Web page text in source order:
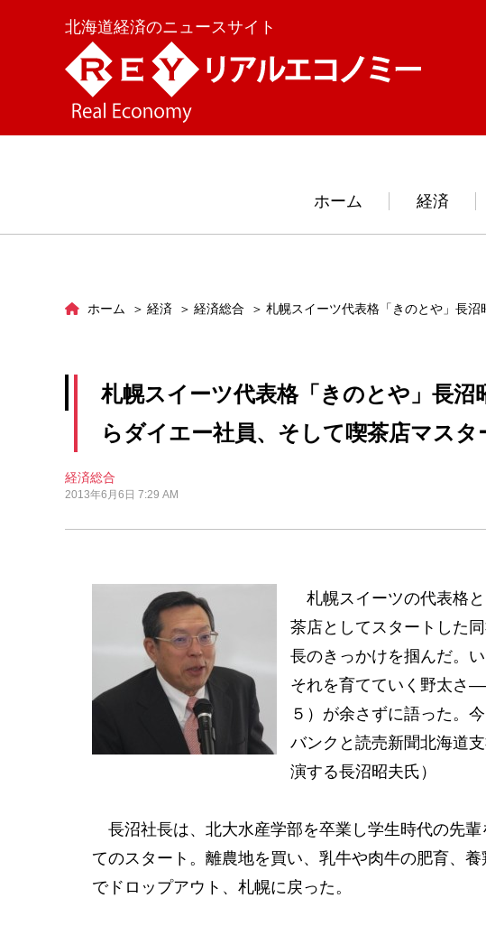
北海道経済のニュースサイト
ホーム 経済
ホーム 経済 経済総合 札幌スイーツ代表格「きのとや」長
札幌スイーツ代表格「きのとや」長
らダイエー社員、そして喫茶店マスタ
経済総合
2013年6月6日 7:29 AM
札幌スイーツの代表格
茶店としてスタートした
長のきっかけを掴んだ。
それを育てていく野太さ
５）が余さずに語った。
バンクと読売新聞北海道
演する長沼昭夫氏）
長沼社長は、北大水産学部を卒業し学生時代の先
てのスタート。離農地を買い、乳牛や肉牛の肥育、
でドロップアウト、札幌に戻った。